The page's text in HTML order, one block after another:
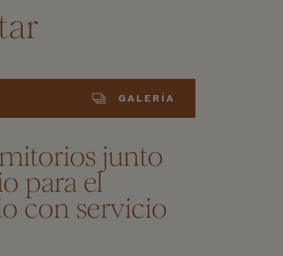
GALERÍA
junto
para el
con servicio